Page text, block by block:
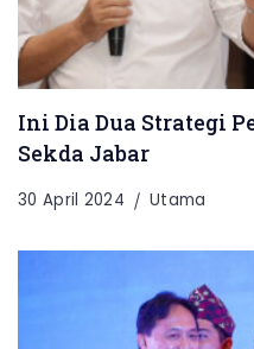
Ini Dia Dua Strategi
Sekda Jabar
30 April 2024 Utama